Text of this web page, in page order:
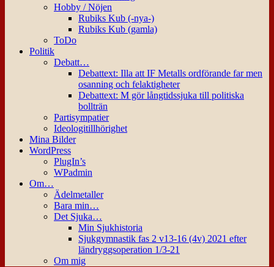
Hobby / Nöjen
Rubiks Kub (-nya-)
Rubiks Kub (gamla)
ToDo
Politik
Debatt…
Debattext: Illa att IF Metalls ordförande far men
osanning och felaktigheter
Debattext: M gör långtidssjuka till politiska
bollträn
Partisympatier
Ideologitillhörighet
Mina Bilder
WordPress
PlugIn’s
WPadmin
Om…
Ädelmetaller
Bara min…
Det Sjuka…
Min Sjukhistoria
Sjukgymnastik fas 2 v13-16 (4v) 2021 efter
ländryggsoperation 1/3-21
Om mig